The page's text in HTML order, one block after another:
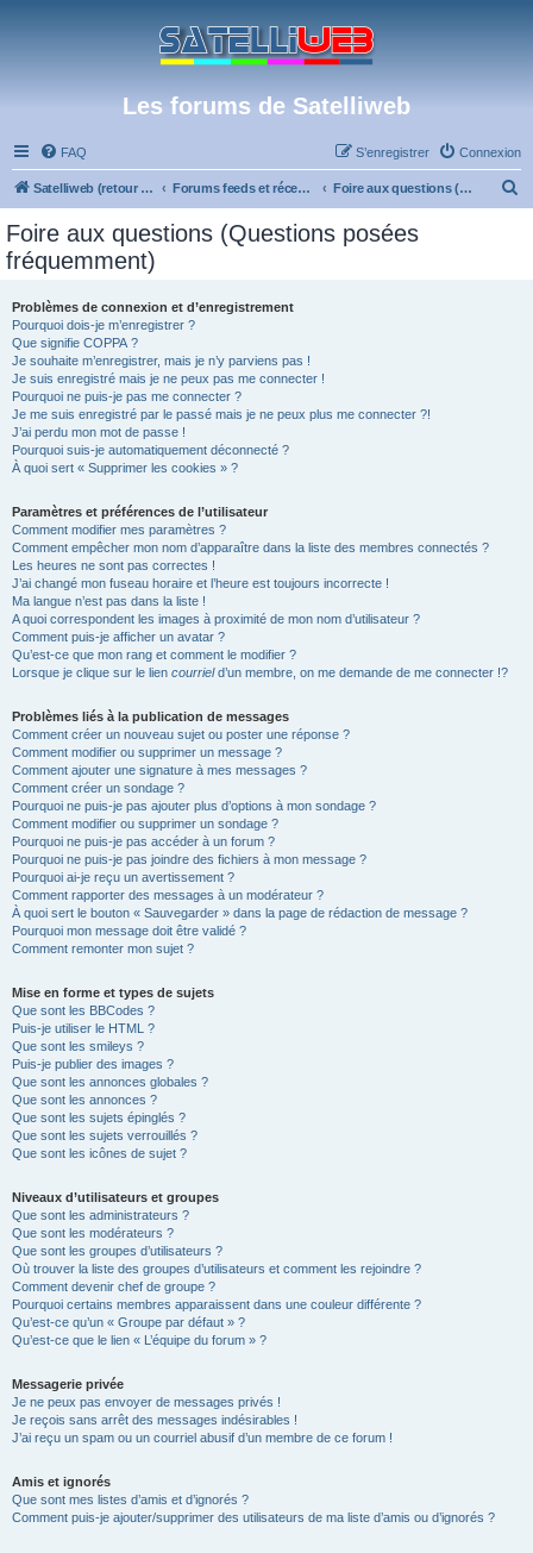
Les forums de Satelliweb
FAQ Connexion
S’enregistrer
Satelliweb (retour vers le site) Forums feeds et réception TV numérique Foire aux questions (Questions posées fréquemment)
Foire aux questions (Questions posées
fréquemment)
Problèmes de connexion et d’enregistrement
Pourquoi dois-je m’enregistrer ?
Que signifie COPPA ?
Je souhaite m’enregistrer, mais je n’y parviens pas !
Je suis enregistré mais je ne peux pas me connecter !
Pourquoi ne puis-je pas me connecter ?
Je me suis enregistré par le passé mais je ne peux plus me connecter ?!
J’ai perdu mon mot de passe !
Pourquoi suis-je automatiquement déconnecté ?
À quoi sert « Supprimer les cookies » ?
Paramètres et préférences de l’utilisateur
Comment modifier mes paramètres ?
Comment empêcher mon nom d’apparaître dans la liste des membres connectés ?
Les heures ne sont pas correctes !
J’ai changé mon fuseau horaire et l’heure est toujours incorrecte !
Ma langue n’est pas dans la liste !
A quoi correspondent les images à proximité de mon nom d’utilisateur ?
Comment puis-je afficher un avatar ?
Qu’est-ce que mon rang et comment le modifier ?
Lorsque je clique sur le lien courrield’un membre, on me demande de me connecter !?
Problèmes liés à la publication de messages
Comment créer un nouveau sujet ou poster une réponse ?
Comment modifier ou supprimer un message ?
Comment ajouter une signature à mes messages ?
Comment créer un sondage ?
Pourquoi ne puis-je pas ajouter plus d’options à mon sondage ?
Comment modifier ou supprimer un sondage ?
Pourquoi ne puis-je pas accéder à un forum ?
Pourquoi ne puis-je pas joindre des fichiers à mon message ?
Pourquoi ai-je reçu un avertissement ?
Comment rapporter des messages à un modérateur ?
À quoi sert le bouton « Sauvegarder » dans la page de rédaction de message ?
Pourquoi mon message doit être validé ?
Comment remonter mon sujet ?
Mise en forme et types de sujets
Que sont les BBCodes ?
Puis-je utiliser le HTML ?
Que sont les smileys ?
Puis-je publier des images ?
Que sont les annonces globales ?
Que sont les annonces ?
Que sont les sujets épinglés ?
Que sont les sujets verrouillés ?
Que sont les icônes de sujet ?
Niveaux d’utilisateurs et groupes
Que sont les administrateurs ?
Que sont les modérateurs ?
Que sont les groupes d’utilisateurs ?
Où trouver la liste des groupes d’utilisateurs et comment les rejoindre ?
Comment devenir chef de groupe ?
Pourquoi certains membres apparaissent dans une couleur différente ?
Qu’est-ce qu’un « Groupe par défaut » ?
Qu’est-ce que le lien « L’équipe du forum » ?
Messagerie privée
Je ne peux pas envoyer de messages privés !
Je reçois sans arrêt des messages indésirables !
J’ai reçu un spam ou un courriel abusif d’un membre de ce forum !
Amis et ignorés
Que sont mes listes d’amis et d’ignorés ?
Comment puis-je ajouter/supprimer des utilisateurs de ma liste d’amis ou d’ignorés ?